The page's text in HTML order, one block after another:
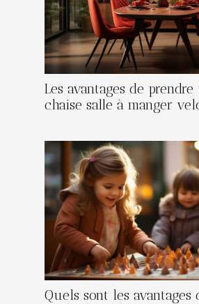
Les avantages de prendre
chaise salle à manger
Quels sont les avantages